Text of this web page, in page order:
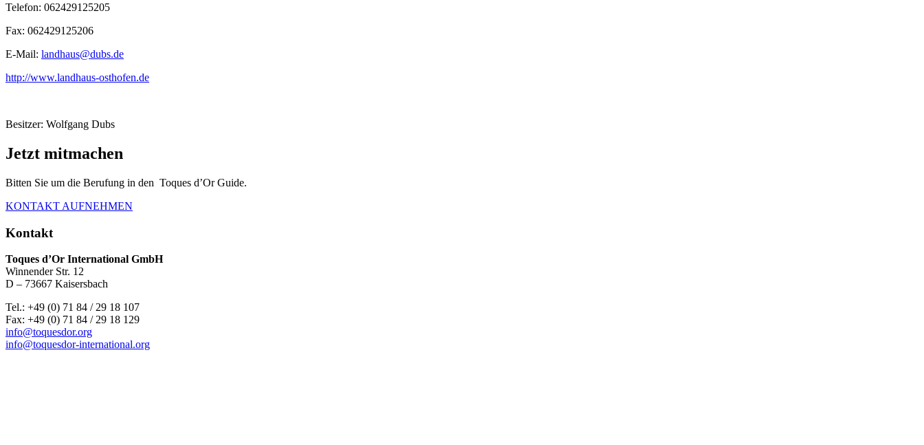
Telefon: 062429125205
Fax: 062429125206
E-Mail: landhaus@dubs.de
http://www.landhaus-osthofen.de
Besitzer: Wolfgang Dubs
Jetzt mitmachen
Bitten Sie um die Berufung in den Toques d’Or Guide.
KONTAKT AUFNEHMEN
Kontakt
Toques d’Or International GmbH
Winnender Str. 12
D – 73667 Kaisersbach
Tel.: +49 (0) 71 84 / 29 18 107
Fax: +49 (0) 71 84 / 29 18 129
info@toquesdor.org
info@toquesdor-international.org